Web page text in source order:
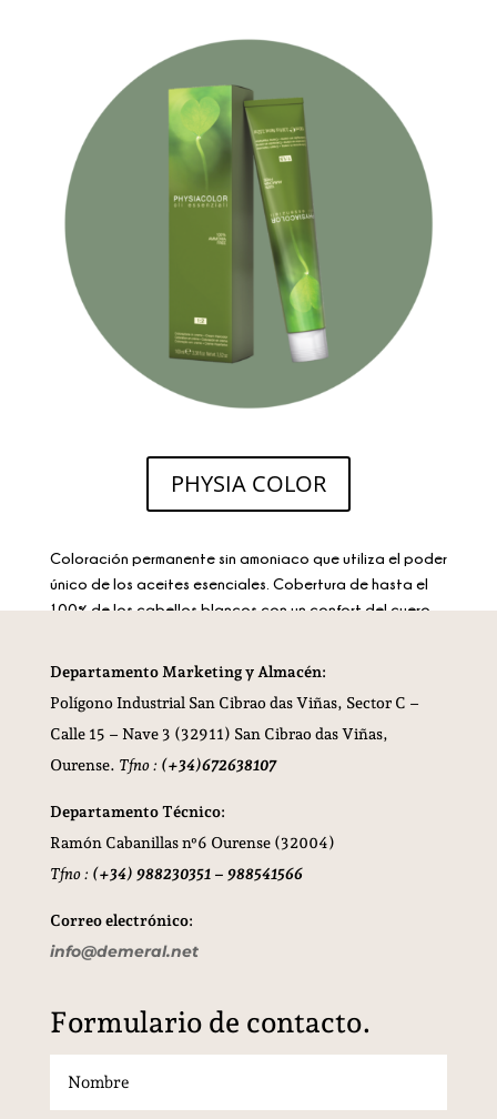
PHYSIA COLOR
Coloración permanente sin amoniaco que utiliza el poder
único de los aceites esenciales. Cobertura de hasta el
100% de los cabellos blancos con un confort del cuero
Departamento Marketing y Almacén:
Polígono Industrial San Cibrao das Viñas, Sector C –
Calle 15 – Nave 3 (32911) San Cibrao das Viñas,
Ourense. Tfno : (+34)672638107
Departamento Técnico:
Ramón Cabanillas nº6 Ourense (32004)
Tfno : (+34) 988230351 – 988541566
Correo electrónico:
info@demeral.net
Formulario de contacto.